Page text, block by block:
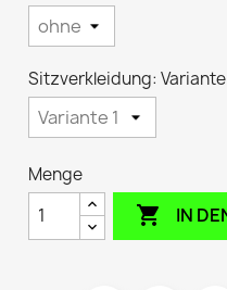
Sitzverkleidung: Variante
Menge
 IN